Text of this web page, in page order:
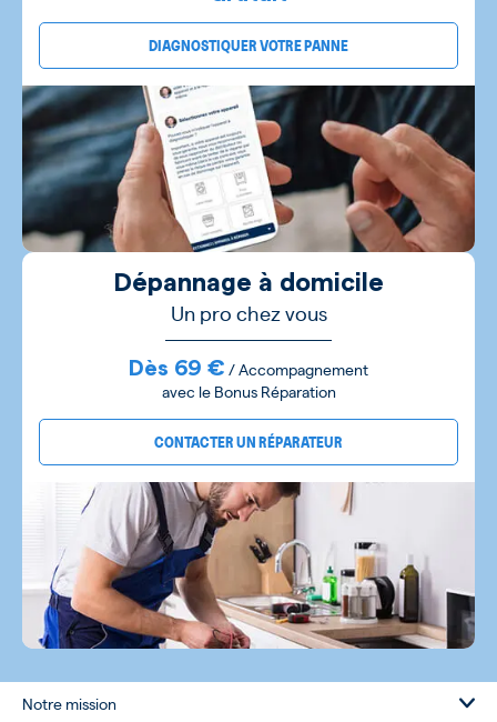
DIAGNOSTIQUER VOTRE PANNE
Dépannage à domicile
Un pro chez vous
Dès 69 € / Accompagnement
avec le Bonus Réparation
CONTACTER UN RÉPARATEUR
Notre mission